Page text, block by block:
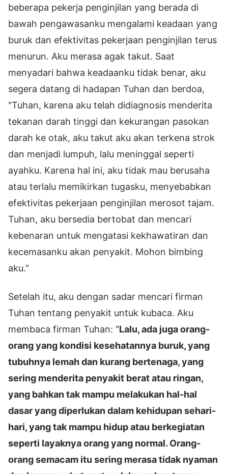
beberapa pekerja penginjilan yang berada di
bawah pengawasanku mengalami keadaan yang
buruk dan efektivitas pekerjaan penginjilan terus
menurun. Aku merasa agak takut. Saat
menyadari bahwa keadaanku tidak benar, aku
segera datang di hadapan Tuhan dan berdoa,
"Tuhan, karena aku telah didiagnosis menderita
tekanan darah tinggi dan kekurangan pasokan
darah ke otak, aku takut aku akan terkena strok
dan menjadi lumpuh, lalu meninggal seperti
ayahku. Karena hal ini, aku tidak mau berusaha
atau terlalu memikirkan tugasku, menyebabkan
efektivitas pekerjaan penginjilan merosot tajam.
Tuhan, aku bersedia bertobat dan mencari
kebenaran untuk mengatasi kekhawatiran dan
kecemasanku akan penyakit. Mohon bimbing
aku."
Setelah itu, aku dengan sadar mencari firman
Tuhan tentang penyakit untuk kubaca. Aku
membaca firman Tuhan: "Lalu, ada juga orang-
orang yang kondisi kesehatannya buruk, yang
tubuhnya lemah dan kurang bertenaga, yang
sering menderita penyakit berat atau ringan,
yang bahkan tak mampu melakukan hal-hal
dasar yang diperlukan dalam kehidupan sehari-
hari, yang tak mampu hidup atau berkegiatan
seperti layaknya orang yang normal. Orang-
orang semacam itu sering merasa tidak nyaman